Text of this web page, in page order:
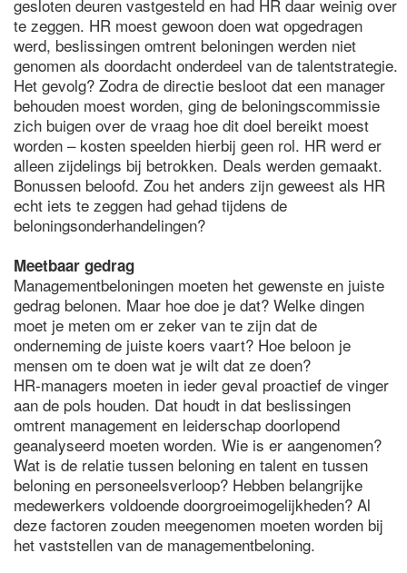
gesloten deuren vastgesteld en had HR daar weinig over
te zeggen. HR moest gewoon doen wat opgedragen
werd, beslissingen omtrent beloningen werden niet
genomen als doordacht onderdeel van de talentstrategie.
Het gevolg? Zodra de directie besloot dat een manager
behouden moest worden, ging de beloningscommissie
zich buigen over de vraag hoe dit doel bereikt moest
worden – kosten speelden hierbij geen rol. HR werd er
alleen zijdelings bij betrokken. Deals werden gemaakt.
Bonussen beloofd. Zou het anders zijn geweest als HR
echt iets te zeggen had gehad tijdens de
beloningsonderhandelingen?
Meetbaar gedrag
Managementbeloningen moeten het gewenste en juiste
gedrag belonen. Maar hoe doe je dat? Welke dingen
moet je meten om er zeker van te zijn dat de
onderneming de juiste koers vaart? Hoe beloon je
mensen om te doen wat je wilt dat ze doen?
HR-managers moeten in ieder geval proactief de vinger
aan de pols houden. Dat houdt in dat beslissingen
omtrent management en leiderschap doorlopend
geanalyseerd moeten worden. Wie is er aangenomen?
Wat is de relatie tussen beloning en talent en tussen
beloning en personeelsverloop? Hebben belangrijke
medewerkers voldoende doorgroeimogelijkheden? Al
deze factoren zouden meegenomen moeten worden bij
het vaststellen van de managementbeloning.